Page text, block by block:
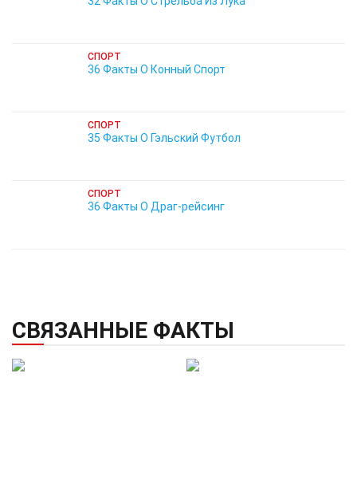
СПОРТ
36 Факты О Конный Спорт
СПОРТ
35 Факты О Гэльский Футбол
СПОРТ
36 Факты О Драг-рейсинг
СВЯЗАННЫЕ ФАКТЫ